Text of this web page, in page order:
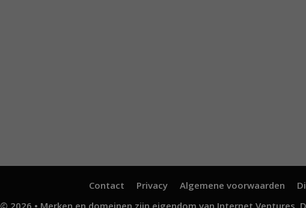
Contact Privacy Algemene voorwaarden